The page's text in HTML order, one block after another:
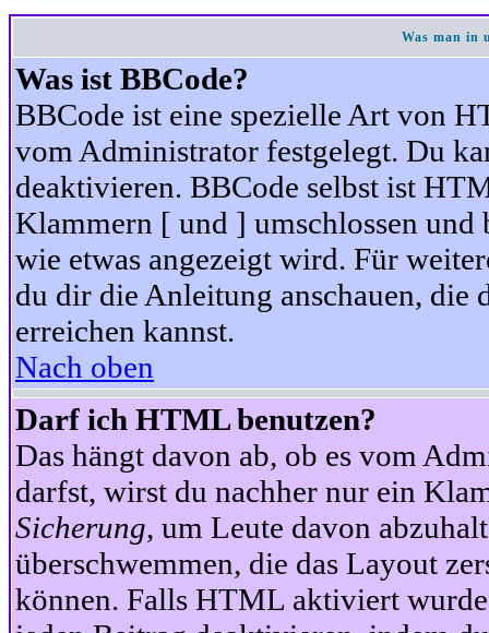
Was man in
Was ist BBCode?
BBCode ist eine spezielle Art von
vom Administrator festgelegt. Du
deaktivieren. BBCode selbst ist
Klammern [ und ] umschlossen
wie etwas angezeigt wird. Für
du dir die Anleitung anschauen, die
erreichen kannst.
Nach oben
Darf ich HTML benutzen?
Das hängt davon ab, ob es vom
darfst, wirst du nachher nur ein
Sicherung, um Leute davon
überschwemmen, die das Layout
können. Falls HTML aktiviert